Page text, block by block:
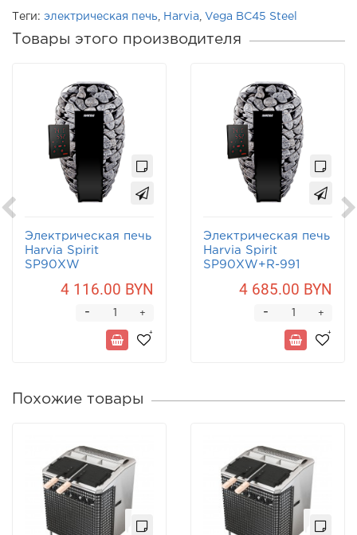
Теги: электрическая печь Harvia Vega BC45 Steel
Товары этого производителя
Электрическая печь
Harvia Spirit
SP90XW
4 116.00 BYN
+
-
Электрическая печь
Harvia Spirit
SP90XW+R-991
4 685.00 BYN
+
-
Похожие товары